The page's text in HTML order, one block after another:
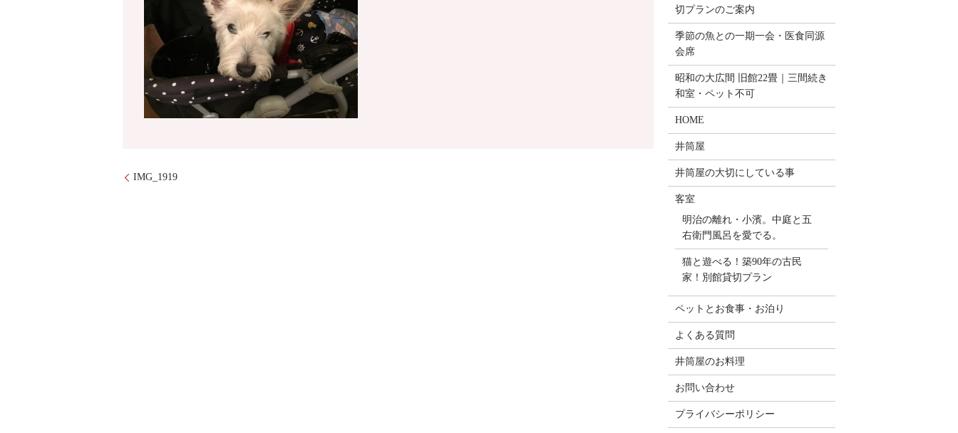
IMG_1919
切プランのご案内
季節の魚との一期一会・医食同源
会席
昭和の大広間 旧館22畳｜三間続き
和室・ペット不可
HOME
井筒屋
井筒屋の大切にしている事
客室
明治の離れ・小濱。中庭と五
右衛門風呂を愛でる。
猫と遊べる！築90年の古民
家！別館貸切プラン
ペットとお食事・お泊り
よくある質問
井筒屋のお料理
お問い合わせ
プライバシーポリシー